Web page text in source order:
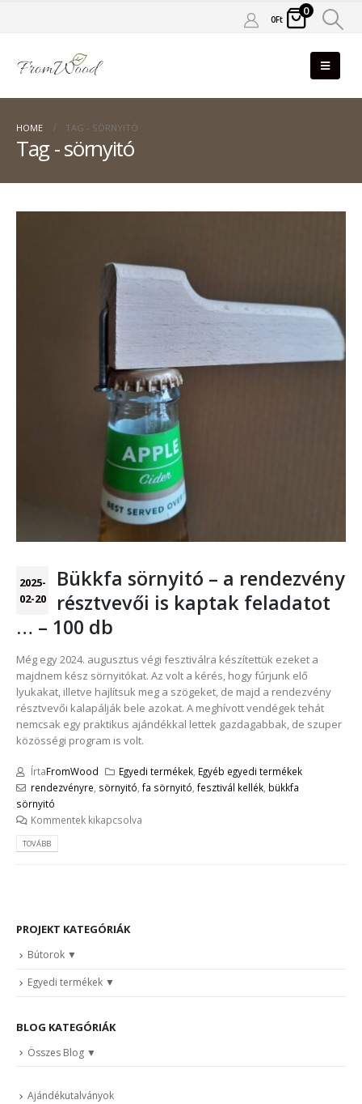
0Ft
0
HOME TAG - SÖRNYITÓ
Tag - sörnyitó
2025-
02-20
Bükkfa sörnyitó – a rendezvény
résztvevői is kaptak feladatot
… – 100 db
Még egy 2024. augusztus végi fesztiválra készítettük ezeket a
majdnem kész sörnyitókat. Az volt a kérés, hogy fúrjunk elő
lyukakat, illetve hajlítsuk meg a szögeket, de majd a rendezvény
résztvevői kalapálják bele azokat. A meghívott vendégek tehát
nemcsak egy praktikus ajándékkal lettek gazdagabbak, de szuper
közösségi program is volt.
ÍrtaFromWood Egyedi termékek, Egyéb egyedi termékek
rendezvényre, sörnyitó, fa sörnyitó, fesztivál kellék, bükkfa
sörnyitó
Kommentek kikapcsolva
TOVÁBB
PROJEKT KATEGÓRIÁK
Bútorok
Egyedi termékek
BLOG KATEGÓRIÁK
Összes Blog
Ajándékutalványok